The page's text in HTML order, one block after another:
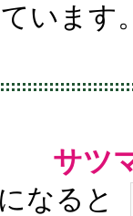
います
サツ
なると